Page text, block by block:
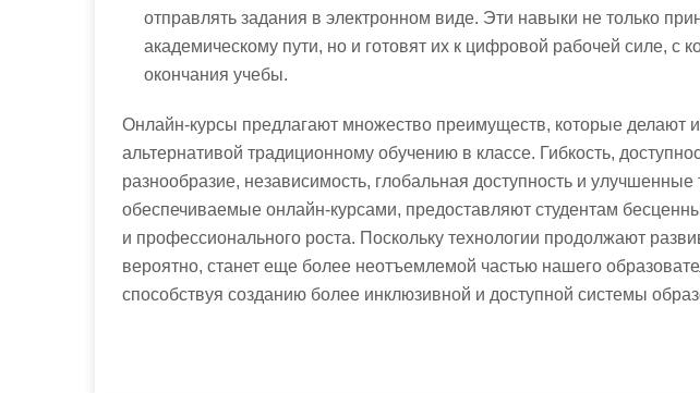
отправлять задания в электронном виде. Эти навыки не только
академическому пути, но и готовят их к цифровой рабочей силе, с
окончания учебы.
Онлайн-курсы предлагают множество преимуществ, которые делают
альтернативой традиционному обучению в классе. Гибкость,
разнообразие, независимость, глобальная доступность и улучшенные
обеспечиваемые онлайн-курсами, предоставляют студентам
и профессионального роста. Поскольку технологии продолжают
вероятно, станет еще более неотъемлемой частью нашего
способствуя созданию более инклюзивной и доступной системы